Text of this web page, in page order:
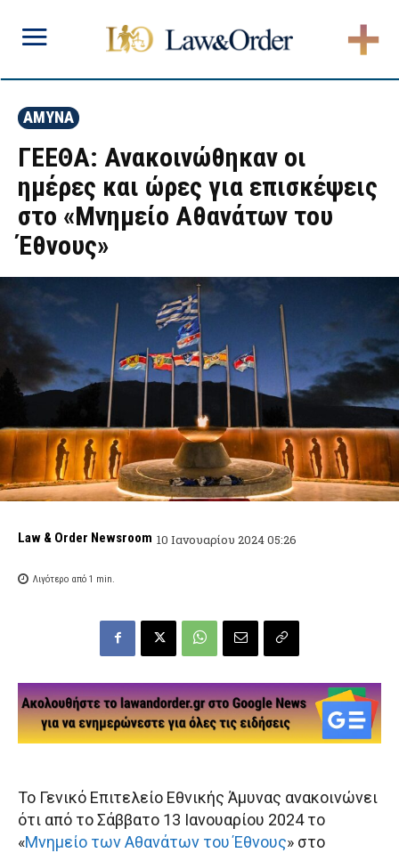
ΑΜΥΝΑ
ΓΕΕΘΑ: Ανακοινώθηκαν οι
ημέρες και ώρες για επισκέψεις
στο «Μνημείο Αθανάτων του
Έθνους»
Law & Order Newsroom 10 Ιανουαρίου 2024 05:26
Λιγότερο από 1 min.
Το Γενικό Επιτελείο Εθνικής Άμυνας ανακοινώνει
ότι από το Σάββατο 13 Ιανουαρίου 2024 το
«Μνημείο των Αθανάτων του Έθνους» στο